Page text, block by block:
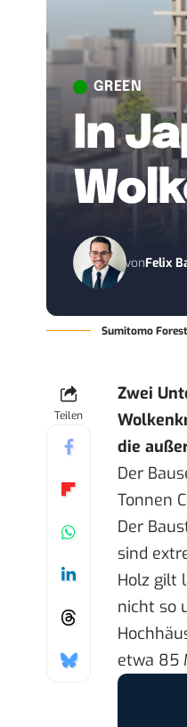
GREEN
In
vonFelix
Sumitomo
Teilen
Zwei
die
Der
Tonnen
Der
sind
Holz gilt
nicht so
etwa 85